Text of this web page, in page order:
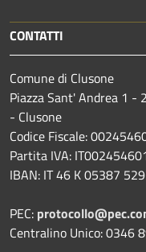
CONTATTI
Comune di Clusone
Piazza Sant' Andrea 1 -
- Clusone
Codice Fiscale:
Partita IVA:
IBAN: IT 46 K 05387
PEC:
Centralino Unico: 0346